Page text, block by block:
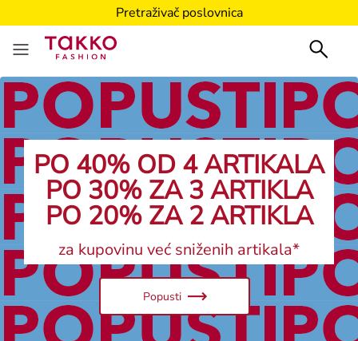
Pretraživač poslovnica
PO 40% OD 4 ARTIKALA
PO 30% ZA 3 ARTIKLA
PO 20% ZA 2 ARTIKLA
za kupovinu već sniženih artikala*
Popusti